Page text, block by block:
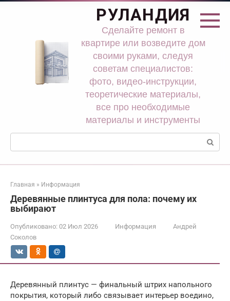
Перейти
РУЛАНДИЯ
Сделайте ремонт в
квартире или возведите дом
своими руками, следуя
советам специалистов:
фото, видео-инструкции,
теоретические материалы,
все про необходимые
материалы и инструменты
Поиск:
Главная » Информация
Деревянные плинтуса для пола: почему их
выбирают
Опубликовано: 02 Июл 2026 Информация
Андрей
Соколов
Деревянный плинтус — финальный штрих напольного
покрытия, который либо связывает интерьер воедино,